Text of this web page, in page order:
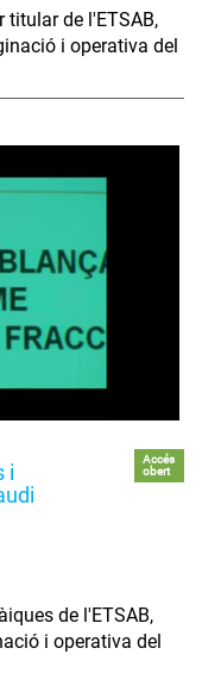
titular de l'ETSAB,
i operativa del
i
Accés
obert
de l'ETSAB,
i operativa del